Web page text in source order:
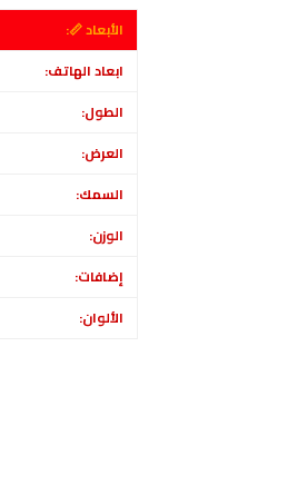
الأبعاد 📏:
ابعاد الهاتف:
الطول:
العرض:
السمك:
الوزن:
إضافات:
الألوان: